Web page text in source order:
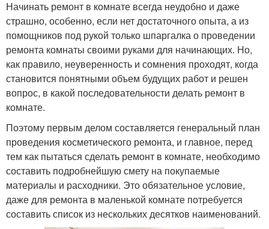
Начинать ремонт в комнате всегда неудобно и даже
страшно, особенно, если нет достаточного опыта, а из
помощников под рукой только шпаргалка о проведении
ремонта комнаты своими руками для начинающих. Но,
как правило, неуверенность и сомнения проходят, когда
становится понятными объем будущих работ и решен
вопрос, в какой последовательности делать ремонт в
комнате.
Поэтому первым делом составляется генеральный план
проведения косметического ремонта, и главное, перед
тем как пытаться сделать ремонт в комнате, необходимо
составить подробнейшую смету на покупаемые
материалы и расходники. Это обязательное условие,
даже для ремонта в маленькой комнате потребуется
составить список из нескольких десятков наименований.